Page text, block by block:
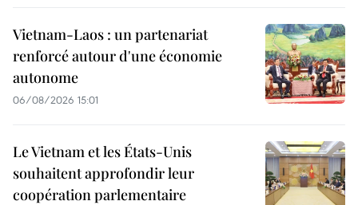
Vietnam-Laos : un partenariat
renforcé autour d'une économie
autonome
06/08/2026 15:01
Le Vietnam et les États-Unis
souhaitent approfondir leur
coopération parlementaire